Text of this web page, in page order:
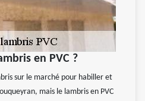
en PVC ?
sur le marché pour habiller et
mais le lambris en PVC